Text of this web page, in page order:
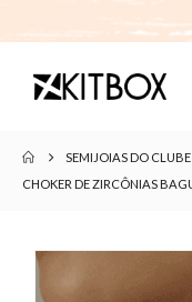
SEMIJOIAS DO CLUBE
CHOKER DE ZIRCÔNIAS